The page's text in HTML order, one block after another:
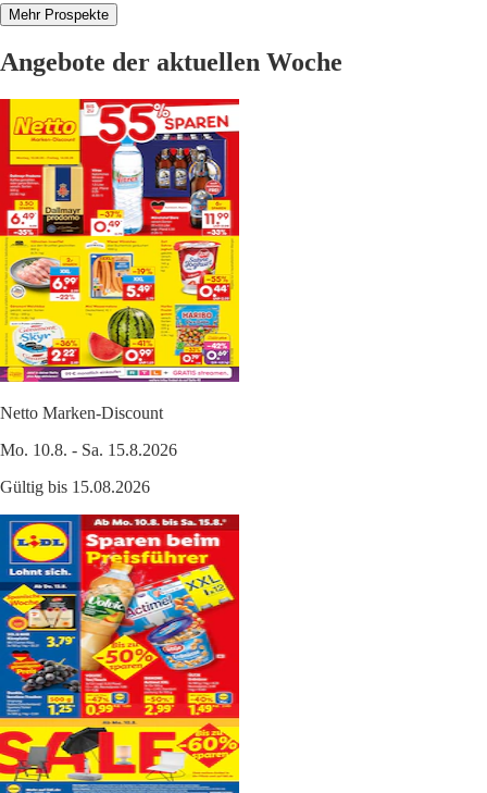
Mehr Prospekte
Angebote der aktuellen Woche
Netto Marken-Discount
Mo. 10.8. - Sa. 15.8.2026
Gültig bis 15.08.2026